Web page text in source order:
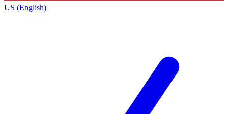
US (English)